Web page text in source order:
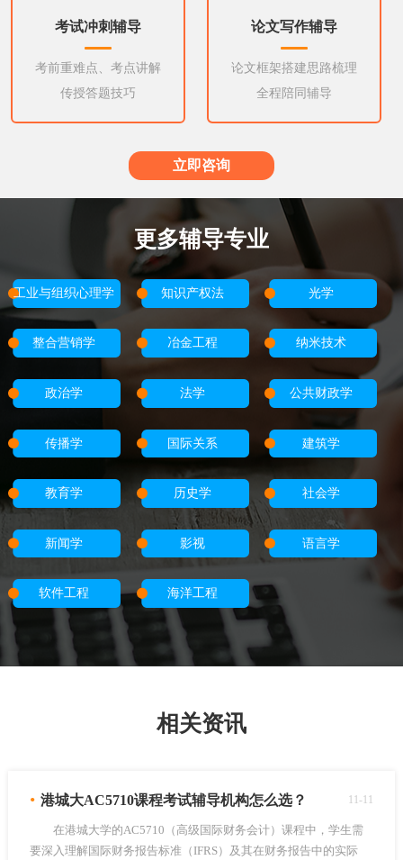
考试冲刺辅导
考前重难点、考点讲解
传授答题技巧
论文写作辅导
论文框架搭建思路梳理
全程陪同辅导
立即咨询
更多辅导专业
工业与组织心理学 知识产权法 光学
整合营销学 冶金工程 纳米技术
政治学 法学 公共财政学
传播学 国际关系 建筑学
教育学 历史学 社会学
新闻学 影视 语言学
软件工程 海洋工程
相关资讯
• 港城大AC5710课程考试辅导机构怎么选？ 11-11
在港城大学的AC5710（高级国际财务会计）课程中，学生需
要深入理解国际财务报告标准（IFRS）及其在财务报告中的实际